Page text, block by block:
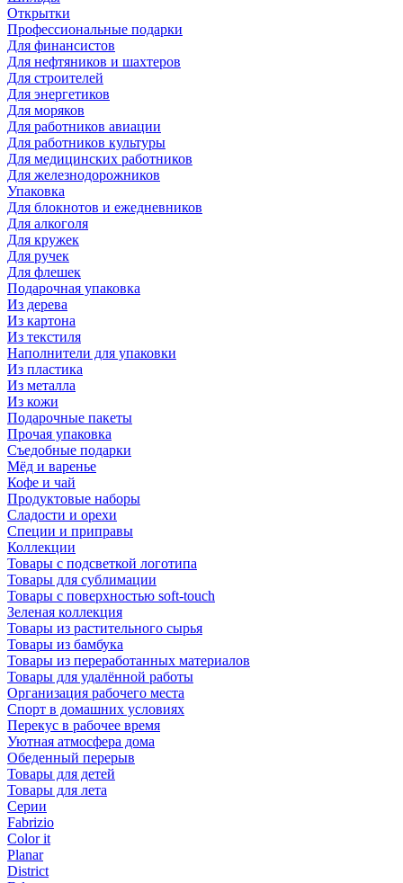
Открытки
Профессиональные подарки
Для финансистов
Для нефтяников и шахтеров
Для строителей
Для энергетиков
Для моряков
Для работников авиации
Для работников культуры
Для медицинских работников
Для железнодорожников
Упаковка
Для блокнотов и ежедневников
Для алкоголя
Для кружек
Для ручек
Для флешек
Подарочная упаковка
Из дерева
Из картона
Из текстиля
Наполнители для упаковки
Из пластика
Из металла
Из кожи
Подарочные пакеты
Прочая упаковка
Съедобные подарки
Мёд и варенье
Кофе и чай
Продуктовые наборы
Сладости и орехи
Специи и приправы
Коллекции
Товары с подсветкой логотипа
Товары для сублимации
Товары с поверхностью soft-touch
Зеленая коллекция
Товары из растительного сырья
Товары из бамбука
Товары из переработанных материалов
Товары для удалённой работы
Организация рабочего места
Спорт в домашних условиях
Перекус в рабочее время
Уютная атмосфера дома
Обеденный перерыв
Товары для детей
Товары для лета
Серии
Fabrizio
Color it
Planar
District